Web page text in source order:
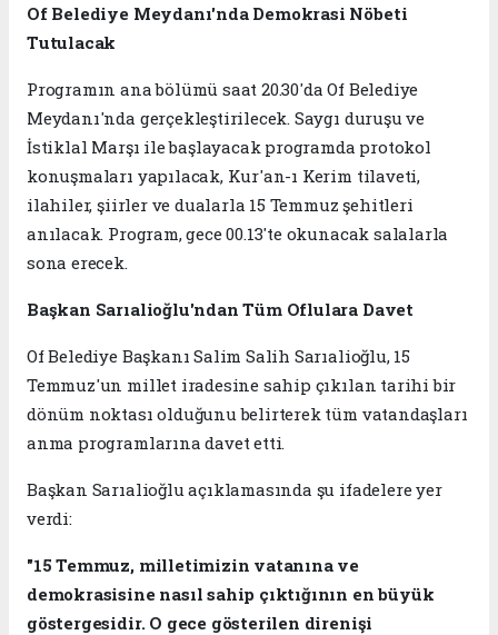
Of Belediye Meydanı'nda Demokrasi Nöbeti
Tutulacak
Programın ana bölümü saat 20.30'da Of Belediye
Meydanı'nda gerçekleştirilecek. Saygı duruşu ve
İstiklal Marşı ile başlayacak programda protokol
konuşmaları yapılacak, Kur'an-ı Kerim tilaveti,
ilahiler, şiirler ve dualarla 15 Temmuz şehitleri
anılacak. Program, gece 00.13'te okunacak salalarla
sona erecek.
Başkan Sarıalioğlu'ndan Tüm Oflulara Davet
Of Belediye Başkanı Salim Salih Sarıalioğlu, 15
Temmuz'un millet iradesine sahip çıkılan tarihi bir
dönüm noktası olduğunu belirterek tüm vatandaşları
anma programlarına davet etti.
Başkan Sarıalioğlu açıklamasında şu ifadelere yer
verdi:
"15 Temmuz, milletimizin vatanına ve
demokrasisine nasıl sahip çıktığının en büyük
göstergesidir. O gece gösterilen direnişi